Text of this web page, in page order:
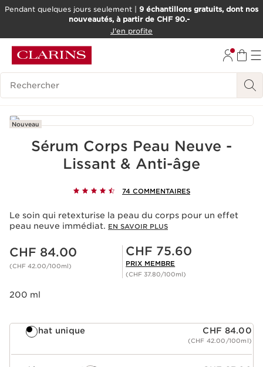
ALLER AU CONTENU
OUTIL D'ACCESSIBILITÉ
Pendant quelques jours seulement | 9 échantillons gratuits, dont nos
nouveautés, à partir de CHF 90.-
J'en profite
Historique des recherches
Nouveau
Sérum Corps Peau Neuve -
Lissant & Anti-âge
74 COMMENTAIRES
Le soin qui retexturise la peau du corps pour un effet
peau neuve immédiat. EN SAVOIR PLUS
Nouveau prix CHF 84.00
CHF 84.00
(CHF 42.00/100ml)
Prix Sérénité CHF 75.60
CHF 75.60
PRIX MEMBRE
(CHF 37.80/100ml)
200 ml
Achat unique CHF 84.00
(CHF 42.00/100ml)